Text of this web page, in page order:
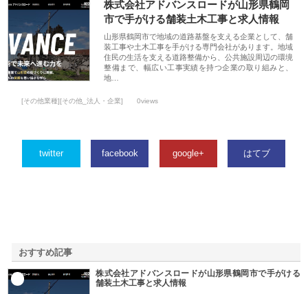
株式会社アドバンスロードが山形県鶴岡
市で手がける舗装土木工事と求人情報
山形県鶴岡市で地域の道路基盤を支える企業として、舗
装工事や土木工事を手がける専門会社があります。地域
住民の生活を支える道路整備から、公共施設周辺の環境
整備まで、幅広い工事実績を持つ企業の取り組みと、
地…
[その他業種][その他_法人・企業] 0views
twitter facebook google+ はてブ
おすすめ記事
株式会社アドバンスロードが山形県鶴岡市で手がける
舗装土木工事と求人情報